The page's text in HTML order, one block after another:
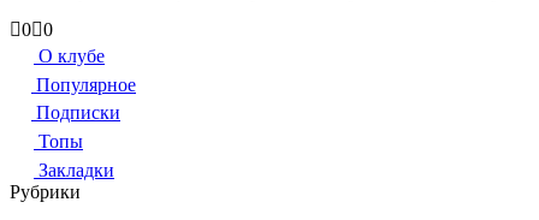
Голосуйте
палец
вниз.
0 Голосуйте
-
палец
вверх.
0
О клубе
Популярное
Подписки
Топы
Закладки
Рубрики